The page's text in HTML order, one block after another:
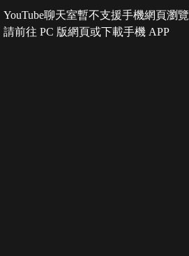
YouTube聊天室暫不支援手機網頁瀏覽
請前往 PC 版網頁或下載手機 APP